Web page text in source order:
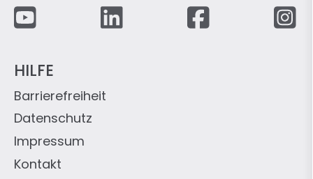
Fußzeile
HILFE
Kontakt
Impressum
Datenschutz
Barrierefreiheit